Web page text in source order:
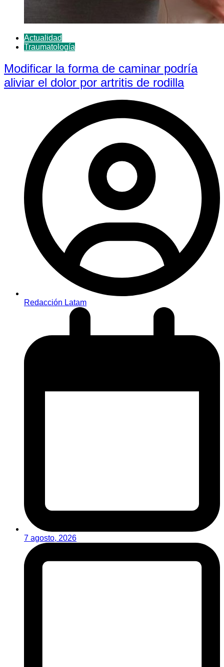
Actualidad
Traumatología
Modificar la forma de caminar podría
aliviar el dolor por artritis de rodilla
Redacción Latam
7 agosto, 2026